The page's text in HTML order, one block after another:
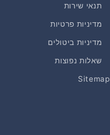
תנאי שירות
מדיניות פרטיות
מדיניות ביטולים
שאלות נפוצות
Sitemap